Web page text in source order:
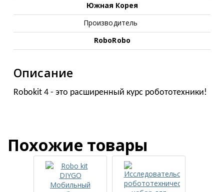
Южная Корея
Производитель
RoboRobo
Описание
Robokit 4 - это расширенный курс робототехники!
Похожие товары